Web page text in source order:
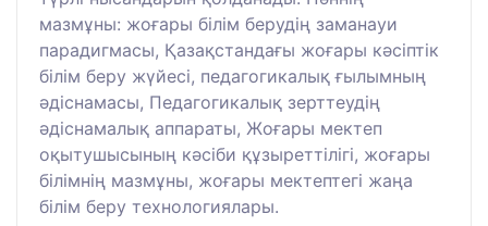
мазмұны: жоғары білім берудің заманауи
парадигмасы, Қазақстандағы жоғары кәсіптік
білім беру жүйесі, педагогикалық ғылымның
әдіснамасы, Педагогикалық зерттеудің
әдіснамалық аппараты, Жоғары мектеп
оқытушысының кәсіби құзыреттілігі, жоғары
білімнің мазмұны, жоғары мектептегі жаңа
білім беру технологиялары.